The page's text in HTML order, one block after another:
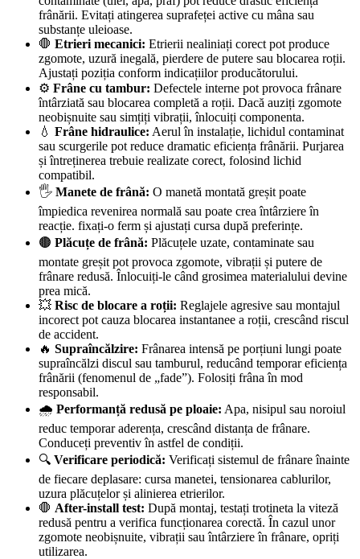
frânării. Evitați atingerea suprafeței active cu mâna sau
substanțe uleioase.
🛑 Etrieri mecanici: Etrierii nealiniați corect pot produce
zgomote, uzură inegală, pierdere de putere sau blocarea roții.
Ajustați poziția conform indicațiilor producătorului.
⚙️ Frâne cu tambur: Defectele interne pot provoca frânare
întârziată sau blocarea completă a roții. Dacă auziți zgomote
neobișnuite sau simțiți vibrații, înlocuiți componenta.
💧 Frâne hidraulice: Aerul în instalație, lichidul contaminat
sau scurgerile pot reduce dramatic eficiența frânării. Purjarea
și întreținerea trebuie realizate corect, folosind lichid
compatibil.
🖐️ Manete de frână: O manetă montată greșit poate
împiedica revenirea normală sau poate crea întârziere în
reacție. fixați-o ferm și ajustați cursa după preferințe.
🟤 Plăcuțe de frână: Plăcuțele uzate, contaminate sau
montate greșit pot provoca zgomote, vibrații și putere de
frânare redusă. Înlocuiți-le când grosimea materialului devine
prea mică.
💥 Risc de blocare a roții: Reglajele agresive sau montajul
incorect pot cauza blocarea instantanee a roții, crescând riscul
de accident.
🔥 Supraîncălzire: Frânarea intensă pe porțiuni lungi poate
supraîncălzi discul sau tamburul, reducând temporar eficiența
frânării (fenomenul de „fade”). Folosiți frâna în mod
responsabil.
🌧️ Performanță redusă pe ploaie: Apa, nisipul sau noroiul
reduc temporar aderența, crescând distanța de frânare.
Conduceți preventiv în astfel de condiții.
🔍 Verificare periodică: Verificați sistemul de frânare înainte
de fiecare deplasare: cursa manetei, tensionarea cablurilor,
uzura plăcuțelor și alinierea etrierilor.
🛑 After-install test: După montaj, testați trotineta la viteză
redusă pentru a verifica funcționarea corectă. În cazul unor
zgomote neobișnuite, vibrații sau întârziere în frânare, opriți
utilizarea.